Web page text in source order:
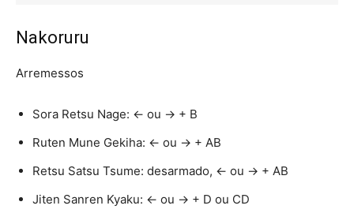
Nakoruru
Arremessos
Sora Retsu Nage: ← ou → + B
Ruten Mune Gekiha: ← ou → + AB
Retsu Satsu Tsume: desarmado, ← ou → + AB
Jiten Sanren Kyaku: ← ou → + D ou CD